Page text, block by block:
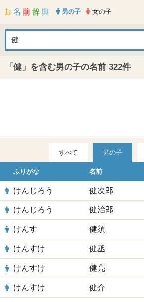
男の子 女の子
「健」を含む男の子の名前 322件
すべて 男の子
ふりがな 名前
けんじろう 健次郎
けんじろう 健治郎
けんす 健須
けんすけ 健丞
けんすけ 健亮
けんすけ 健介